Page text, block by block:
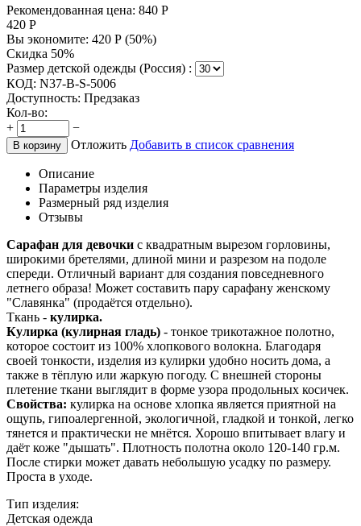
Рекомендованная цена: 840 Р
420 Р
Вы экономите: 420 Р (50%)
Скидка 50%
Размер детской одежды (Россия) :
КОД: N37-B-S-5006
Доступность: Предзаказ
Кол-во:
+
−
В корзину Отложить Добавить в список сравнения
Описание
Параметры изделия
Размерный ряд изделия
Отзывы
Сарафан для девочки с квадратным вырезом горловины,
широкими бретелями, длиной мини и разрезом на подоле
спереди. Отличный вариант для создания повседневного
летнего образа! Может составить пару сарафану женскому
"Славянка" (продаётся отдельно).
Ткань - кулирка.
Кулирка (кулирная гладь) - тонкое трикотажное полотно,
которое состоит из 100% хлопкового волокна. Благодаря
своей тонкости, изделия из кулирки удобно носить дома, а
также в тёплую или жаркую погоду. С внешней стороны
плетение ткани выглядит в форме узора продольных косичек.
Свойства: кулирка на основе хлопка является приятной на
ощупь, гипоалергенной, экологичной, гладкой и тонкой, легко
тянется и практически не мнётся. Хорошо впитывает влагу и
даёт коже "дышать". Плотность полотна около 120-140 гр.м.
После стирки может давать небольшую усадку по размеру.
Проста в уходе.
Тип изделия:
Детская одежда